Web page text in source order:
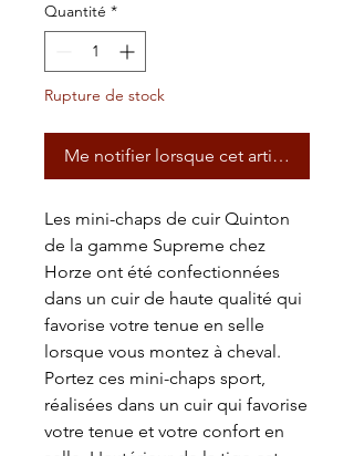
Quantité *
Rupture de stock
Me notifier lorsque cet article est
Les mini-chaps de cuir Quinton
de la gamme Supreme chez
Horze ont été confectionnées
dans un cuir de haute qualité qui
favorise votre tenue en selle
lorsque vous montez à cheval.
Portez ces mini-chaps sport,
réalisées dans un cuir qui favorise
votre tenue et votre confort en